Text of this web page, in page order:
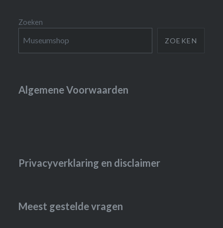
Zoeken
ZOEKEN
Algemene Voorwaarden
Privacyverklaring en disclaimer
Meest gestelde vragen